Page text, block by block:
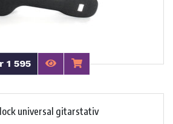
1 595
universal gitarstativ